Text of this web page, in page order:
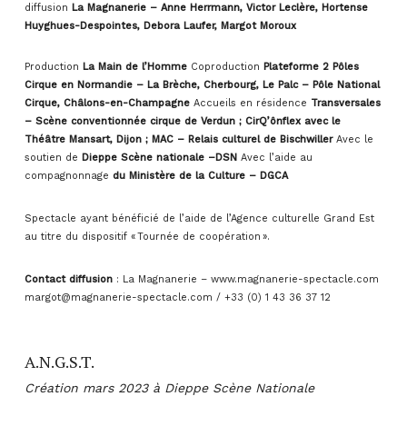
diffusion La Magnanerie – Anne Herrmann, Victor Leclère, Hortense
Huyghues-Despointes, Debora Laufer, Margot Moroux
Production La Main de l’Homme Coproduction Plateforme 2 Pôles
Cirque en Normandie – La Brèche, Cherbourg, Le Palc – Pôle National
Cirque, Châlons-en-Champagne Accueils en résidence Transversales
– Scène conventionnée cirque de Verdun ; CirQ’ônflex avec le
Théâtre Mansart, Dijon ; MAC – Relais culturel de Bischwiller Avec le
soutien de Dieppe Scène nationale –DSN Avec l’aide au
compagnonnage du Ministère de la Culture – DGCA
Spectacle ayant bénéficié de l’aide de l’Agence culturelle Grand Est
au titre du dispositif « Tournée de coopération ».
Contact diffusion : La Magnanerie – www.magnanerie-spectacle.com
margot@magnanerie-spectacle.com / +33 (0) 1 43 36 37 12
A.N.G.S.T.
Création mars 2023 à Dieppe Scène Nationale